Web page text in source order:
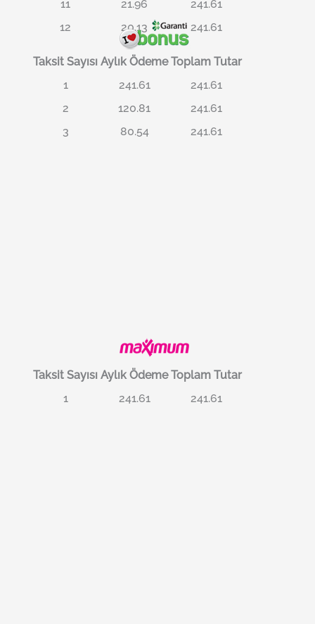
11 21.96
241.61
12
20.13 241.61
Taksit Sayısı Aylık Ödeme Toplam Tutar
1
241.61
241.61
2
120.81
241.61
3
80.54 241.61
Taksit Sayısı Aylık Ödeme Toplam Tutar
1
241.61 241.61